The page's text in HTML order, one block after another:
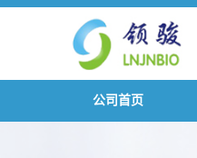
公司首页